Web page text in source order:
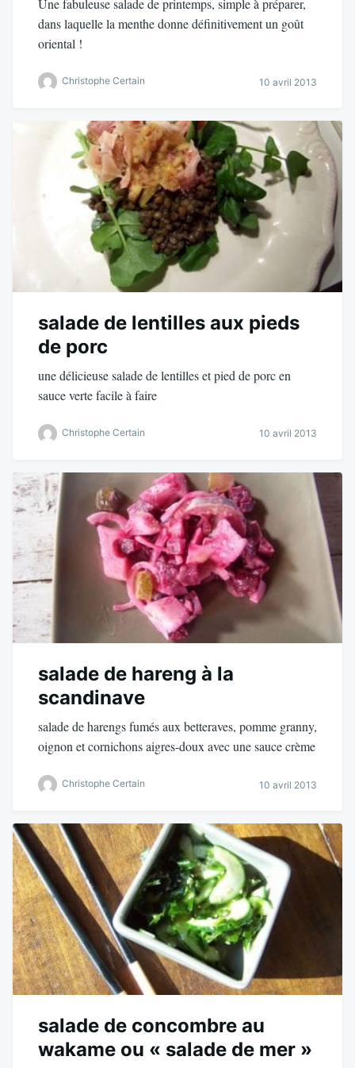
Une fabuleuse salade de printemps, simple à préparer,
dans laquelle la menthe donne définitivement un goût
oriental !
Christophe Certain 10 avril 2013
salade de lentilles aux pieds
de porc
une délicieuse salade de lentilles et pied de porc en
sauce verte facile à faire
Christophe Certain 10 avril 2013
salade de hareng à la
scandinave
salade de harengs fumés aux betteraves, pomme granny,
oignon et cornichons aigres-doux avec une sauce crème
Christophe Certain 10 avril 2013
salade de concombre au
wakame ou « salade de mer »